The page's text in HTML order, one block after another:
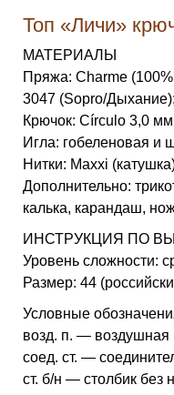
Топ «Личи»
МАТЕРИАЛЫ
Пряжа: Charme (100%
3047 (Sopro/Дыхание);
Крючок: Círculo 3,0
Игла: гобеленовая и
Нитки: Maxxi
Дополнительно:
калька, карандаш,
ИНСТРУКЦИЯ ПО
Уровень сложности:
Размер: 44
Условные
возд. п. — воздушная
соед. ст. —
ст. б/н — столбик без